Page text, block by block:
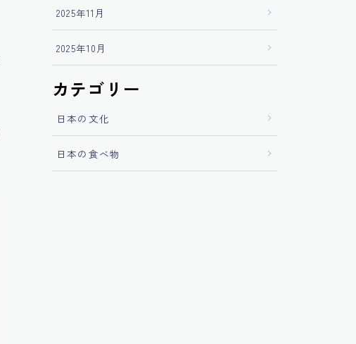
2025年11月
2025年10月
カテゴリー
日本の文化
日本の食べ物